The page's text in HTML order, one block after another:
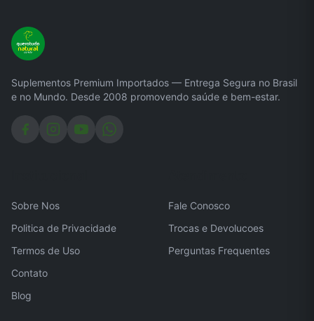
Suplementos Premium Importados — Entrega Segura no Brasil
e no Mundo. Desde 2008 promovendo saúde e bem-estar.
Sobre Nos
Politica de Privacidade
Termos de Uso
Contato
Blog
Fale Conosco
Trocas e Devolucoes
Perguntas Frequentes